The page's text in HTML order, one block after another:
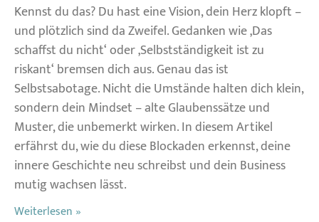
Kennst du das? Du hast eine Vision, dein Herz klopft –
und plötzlich sind da Zweifel. Gedanken wie ‚Das
schaffst du nicht‘ oder ‚Selbstständigkeit ist zu
riskant‘ bremsen dich aus. Genau das ist
Selbstsabotage. Nicht die Umstände halten dich klein,
sondern dein Mindset – alte Glaubenssätze und
Muster, die unbemerkt wirken. In diesem Artikel
erfährst du, wie du diese Blockaden erkennst, deine
innere Geschichte neu schreibst und dein Business
mutig wachsen lässt.
Weiterlesen »